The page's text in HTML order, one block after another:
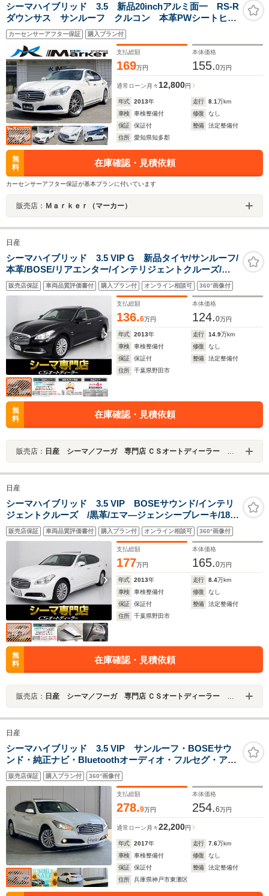
シーマハイブリッド 3.5 新品20inchアルミ面一 RS-R
ダウンサス サンルーフ クルコン 本革PWシートヒー
タークーラー 助手席オットマン フルセグTV
Bluetooth リアカーテン 全方位ドラレコ Bカメラ
ETC
カーセンサーアフター保証 購入プラン付
支払総額
169万円
本体価格
155.0万円
通常ローン 月々 12,800円
年式 2013年 走行 8.1万km
車検
車検整備付 修復
なし
保証
保証付 整備
法定整備付
住所
愛知県知多郡
無
料
在庫確認・見積依頼
カーセンサーアフター保証が基本プランに付いています
販売店： Ｍａｒｋｅｒ（マーカー）
日産
シーマハイブリッド 3.5 VIP G 新品タイヤ/サンルーフ/
本革/BOSE/リアエンター/インテリジェントクルーズ/エ
マージェンシーブレーキ/後席VIP仕様/助手席オットマン/
エアシート/シートヒーター/フルセグTV/バックモニタ
ー/Bluetooth/HDDマルチナビ
販売店保証 車両品質評価書付 購入プラン付 オンライン相談可 360°画像付
支払総額
136.6万円
本体価格
124.0万円
年式 2013年 走行 14.9万km
車検
車検整備付 修復
なし
保証
保証付 整備
法定整備付
住所
千葉県野田市
無
料
在庫確認・見積依頼
販売店： 日産 シーマ／フーガ 専門店 ＣＳオートディーラー ５１系 シーマ／フーガ 中古車専門店
日産
シーマハイブリッド 3.5 VIP BOSEサウンド/インテリ
ジェントクルーズ /黒革/エマ―ジェンシーブレーキ/18イ
ンチAW/サンルーフ/後席VIP仕様/オットマン/電動シート/
エアシート/シートヒーター/バックカメラ/フルセグ/HDD
マルチナビ/Bluetooth
販売店保証 車両品質評価書付 購入プラン付 オンライン相談可 360°画像付
支払総額
177万円
本体価格
165.0万円
年式 2013年 走行 8.4万km
車検
車検整備付 修復
なし
保証
保証付 整備
法定整備付
住所
千葉県野田市
無
料
在庫確認・見積依頼
販売店： 日産 シーマ／フーガ 専門店 ＣＳオートディーラー ５１系 シーマ／フーガ 中古車専門店
日産
シーマハイブリッド 3.5 VIP サンルーフ・BOSEサウ
ンド・純正ナビ・Bluetoothオーディオ・フルセグ・アラ
ウンドビューモニター・レーダークルーズコントロー
ル・ブラインドスポットモニター・本革シートエアーシ
ートシートヒーター
販売店保証 購入プラン付 360°画像付
支払総額
278.9万円
本体価格
254.6万円
通常ローン 月々22,200円
年式 2017年 走行 7.6万km
車検
車検整備付 修復
なし
保証
保証付 整備
法定整備付
住所
兵庫県神戸市東灘区